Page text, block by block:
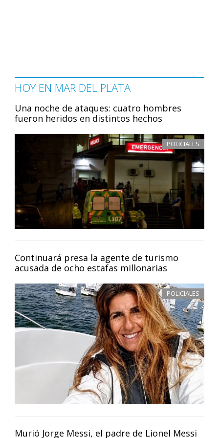
HOY EN MAR DEL PLATA
Una noche de ataques: cuatro hombres
fueron heridos en distintos hechos
POLICIALES
Continuará presa la agente de turismo
acusada de ocho estafas millonarias
POLICIALES
Murió Jorge Messi, el padre de Lionel Messi